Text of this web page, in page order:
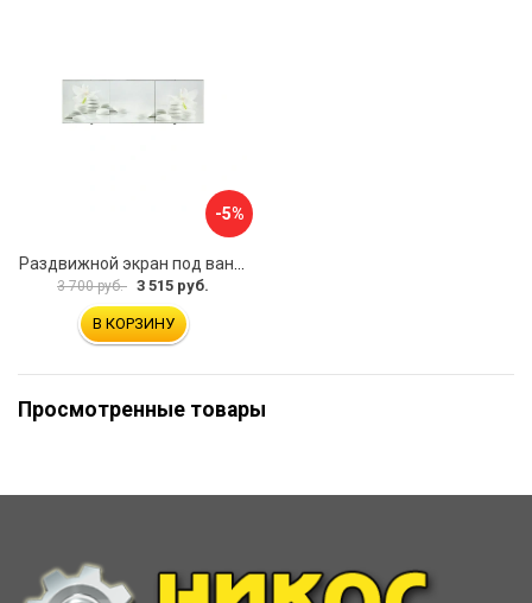
-5%
3 700 руб. 3 515 руб.
В КОРЗИНУ
Просмотренные товары